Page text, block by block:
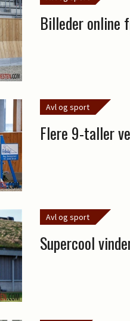
Billeder online
Avl og sport
Flere 9-taller
Avl og sport
Supercool